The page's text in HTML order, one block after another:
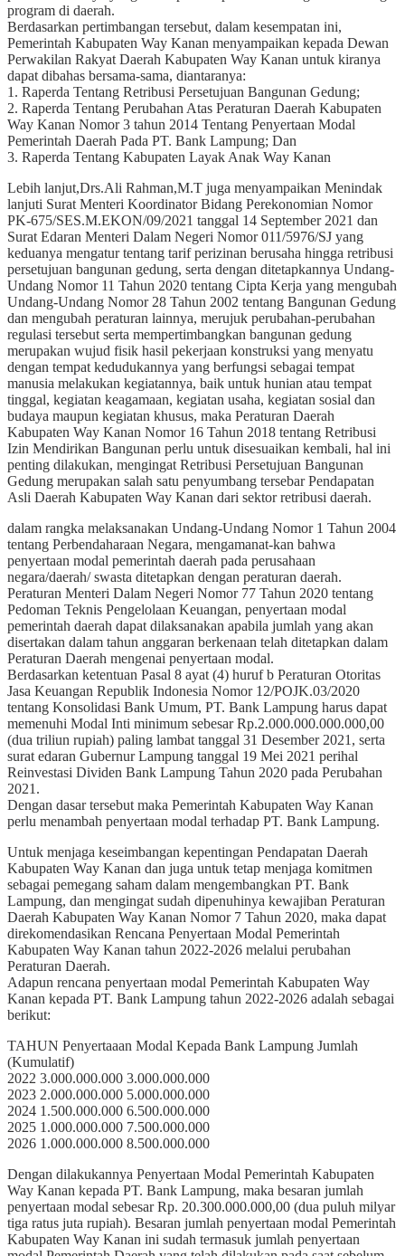
program di daerah.
Berdasarkan pertimbangan tersebut, dalam kesempatan ini,
Pemerintah Kabupaten Way Kanan menyampaikan kepada Dewan
Perwakilan Rakyat Daerah Kabupaten Way Kanan untuk kiranya
dapat dibahas bersama-sama, diantaranya:
1. Raperda Tentang Retribusi Persetujuan Bangunan Gedung;
2. Raperda Tentang Perubahan Atas Peraturan Daerah Kabupaten
Way Kanan Nomor 3 tahun 2014 Tentang Penyertaan Modal
Pemerintah Daerah Pada PT. Bank Lampung; Dan
3. Raperda Tentang Kabupaten Layak Anak Way Kanan
Lebih lanjut,Drs.Ali Rahman,M.T juga menyampaikan Menindak
lanjuti Surat Menteri Koordinator Bidang Perekonomian Nomor
PK-675/SES.M.EKON/09/2021 tanggal 14 September 2021 dan
Surat Edaran Menteri Dalam Negeri Nomor 011/5976/SJ yang
keduanya mengatur tentang tarif perizinan berusaha hingga retribusi
persetujuan bangunan gedung, serta dengan ditetapkannya Undang-
Undang Nomor 11 Tahun 2020 tentang Cipta Kerja yang mengubah
Undang-Undang Nomor 28 Tahun 2002 tentang Bangunan Gedung
dan mengubah peraturan lainnya, merujuk perubahan-perubahan
regulasi tersebut serta mempertimbangkan bangunan gedung
merupakan wujud fisik hasil pekerjaan konstruksi yang menyatu
dengan tempat kedudukannya yang berfungsi sebagai tempat
manusia melakukan kegiatannya, baik untuk hunian atau tempat
tinggal, kegiatan keagamaan, kegiatan usaha, kegiatan sosial dan
budaya maupun kegiatan khusus, maka Peraturan Daerah
Kabupaten Way Kanan Nomor 16 Tahun 2018 tentang Retribusi
Izin Mendirikan Bangunan perlu untuk disesuaikan kembali, hal ini
penting dilakukan, mengingat Retribusi Persetujuan Bangunan
Gedung merupakan salah satu penyumbang tersebar Pendapatan
Asli Daerah Kabupaten Way Kanan dari sektor retribusi daerah.
dalam rangka melaksanakan Undang-Undang Nomor 1 Tahun 2004
tentang Perbendaharaan Negara, mengamanat-kan bahwa
penyertaan modal pemerintah daerah pada perusahaan
negara/daerah/ swasta ditetapkan dengan peraturan daerah.
Peraturan Menteri Dalam Negeri Nomor 77 Tahun 2020 tentang
Pedoman Teknis Pengelolaan Keuangan, penyertaan modal
pemerintah daerah dapat dilaksanakan apabila jumlah yang akan
disertakan dalam tahun anggaran berkenaan telah ditetapkan dalam
Peraturan Daerah mengenai penyertaan modal.
Berdasarkan ketentuan Pasal 8 ayat (4) huruf b Peraturan Otoritas
Jasa Keuangan Republik Indonesia Nomor 12/POJK.03/2020
tentang Konsolidasi Bank Umum, PT. Bank Lampung harus dapat
memenuhi Modal Inti minimum sebesar Rp.2.000.000.000.000,00
(dua triliun rupiah) paling lambat tanggal 31 Desember 2021, serta
surat edaran Gubernur Lampung tanggal 19 Mei 2021 perihal
Reinvestasi Dividen Bank Lampung Tahun 2020 pada Perubahan
2021.
Dengan dasar tersebut maka Pemerintah Kabupaten Way Kanan
perlu menambah penyertaan modal terhadap PT. Bank Lampung.
Untuk menjaga keseimbangan kepentingan Pendapatan Daerah
Kabupaten Way Kanan dan juga untuk tetap menjaga komitmen
sebagai pemegang saham dalam mengembangkan PT. Bank
Lampung, dan mengingat sudah dipenuhinya kewajiban Peraturan
Daerah Kabupaten Way Kanan Nomor 7 Tahun 2020, maka dapat
direkomendasikan Rencana Penyertaan Modal Pemerintah
Kabupaten Way Kanan tahun 2022-2026 melalui perubahan
Peraturan Daerah.
Adapun rencana penyertaan modal Pemerintah Kabupaten Way
Kanan kepada PT. Bank Lampung tahun 2022-2026 adalah sebagai
berikut:
TAHUN Penyertaaan Modal Kepada Bank Lampung Jumlah
(Kumulatif)
2022 3.000.000.000 3.000.000.000
2023 2.000.000.000 5.000.000.000
2024 1.500.000.000 6.500.000.000
2025 1.000.000.000 7.500.000.000
2026 1.000.000.000 8.500.000.000
Dengan dilakukannya Penyertaan Modal Pemerintah Kabupaten
Way Kanan kepada PT. Bank Lampung, maka besaran jumlah
penyertaan modal sebesar Rp. 20.300.000.000,00 (dua puluh milyar
tiga ratus juta rupiah). Besaran jumlah penyertaan modal Pemerintah
Kabupaten Way Kanan ini sudah termasuk jumlah penyertaan